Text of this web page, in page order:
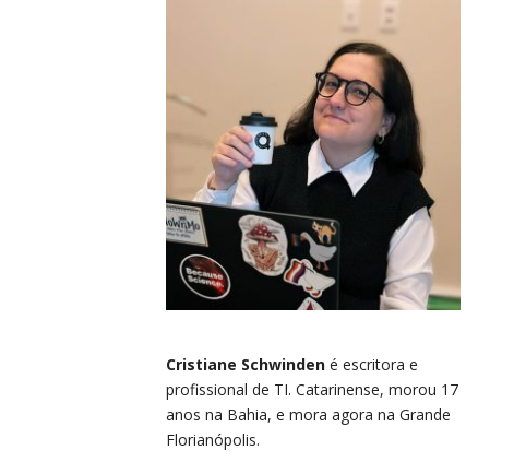
Cristiane Schwinden é escritora e
profissional de TI. Catarinense, morou 17
anos na Bahia, e mora agora na Grande
Florianópolis.